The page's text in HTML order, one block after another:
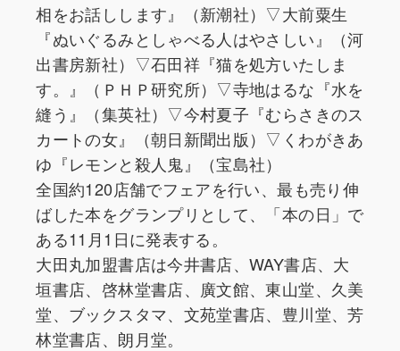
相をお話しします』（新潮社）▽大前粟生
『ぬいぐるみとしゃべる人はやさしい』（河
出書房新社）▽石田祥『猫を処方いたしま
す。』（ＰＨＰ研究所）▽寺地はるな『水を
縫う』（集英社）▽今村夏子『むらさきのス
カートの女』（朝日新聞出版）▽くわがきあ
ゆ『レモンと殺人鬼』（宝島社）
全国約120店舗でフェアを行い、最も売り伸
ばした本をグランプリとして、「本の日」で
ある11月1日に発表する。
大田丸加盟書店は今井書店、WAY書店、大
垣書店、啓林堂書店、廣文館、東山堂、久美
堂、ブックスタマ、文苑堂書店、豊川堂、芳
林堂書店、朗月堂。